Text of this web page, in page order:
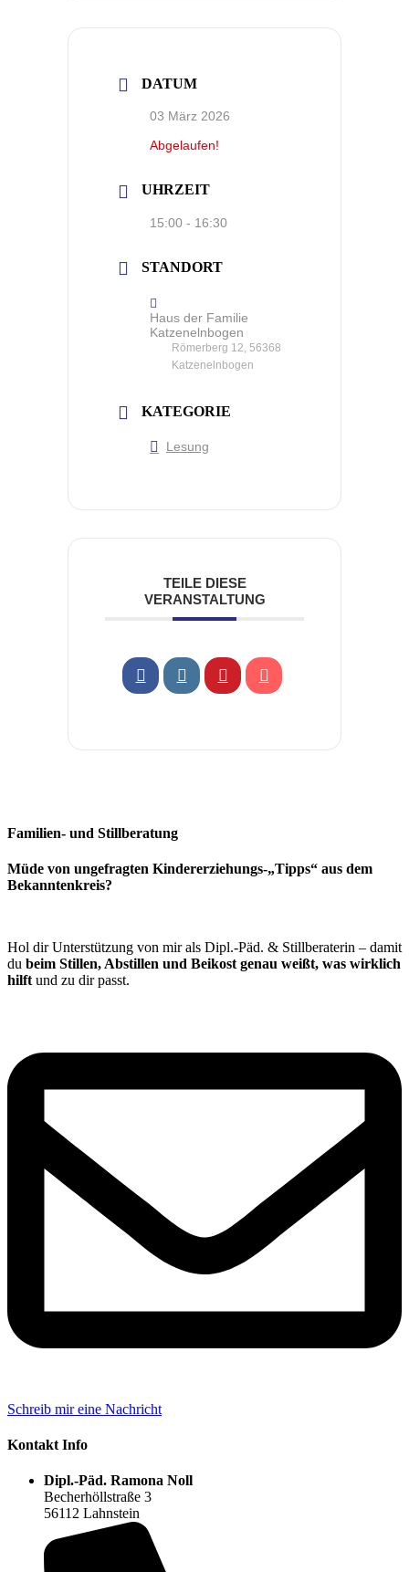
DATUM
03 März 2026
Abgelaufen!
UHRZEIT
15:00 - 16:30
STANDORT
Haus der Familie
Katzenelnbogen
Römerberg 12, 56368
Katzenelnbogen
KATEGORIE
Lesung
TEILE DIESE
VERANSTALTUNG
Familien- und Stillberatung
Müde von ungefragten Kindererziehungs-„Tipps“ aus dem
Bekanntenkreis?
Hol dir Unterstützung von mir als Dipl.-Päd. & Stillberaterin – damit
du beim Stillen, Abstillen und Beikost genau weißt, was wirklich
hilft und zu dir passt.
Schreib mir eine Nachricht
Kontakt Info
Dipl.-Päd. Ramona Noll
Becherhöllstraße 3
56112 Lahnstein